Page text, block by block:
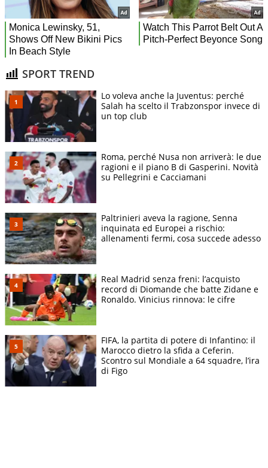
SPORT TREND
Lo voleva anche la Juventus: perché
Salah ha scelto il Trabzonspor invece di
un top club
Roma, perché Nusa non arriverà: le due
ragioni e il piano B di Gasperini. Novità
su Pellegrini e Cacciamani
Paltrinieri aveva la ragione, Senna
inquinata ed Europei a rischio:
allenamenti fermi, cosa succede adesso
Real Madrid senza freni: l’acquisto
record di Diomande che batte Zidane e
Ronaldo. Vinicius rinnova: le cifre
FIFA, la partita di potere di Infantino: il
Marocco dietro la sfida a Ceferin.
Scontro sul Mondiale a 64 squadre, l’ira
di Figo